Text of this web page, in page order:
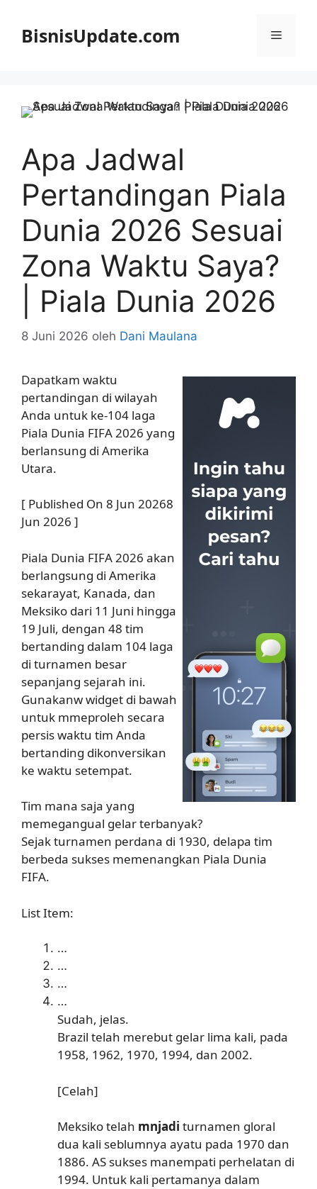
BisnisUpdate.com Menu
Apa Jadwal
Pertandingan Piala
Dunia 2026 Sesuai
Zona Waktu Saya?
| Piala Dunia 2026
8 Juni 2026 oleh Dani Maulana
Dapatkam waktu
pertandingan di wilayah
Anda untuk ke-104 laga
Piala Dunia FIFA 2026 yang
berlansung di Amerika
Utara.
[ Published On 8 Jun 20268
Jun 2026 ]
Piala Dunia FIFA 2026 akan
berlangsung di Amerika
sekarayat, Kanada, dan
Meksiko dari 11 Juni hingga
19 Juli, dengan 48 tim
bertanding dalam 104 laga
di turnamen besar
sepanjang sejarah ini.
Gunakanw widget di bawah
untuk mmeproleh secara
persis waktu tim Anda
bertanding dikonversikan
ke waktu setempat.
Tim mana saja yang
memegangual gelar terbanyak?
Sejak turnamen perdana di 1930, delapa tim
berbeda sukses memenangkan Piala Dunia
FIFA.
List Item:
…
…
…
…
Sudah, jelas.
Brazil telah merebut gelar lima kali, pada
1958, 1962, 1970, 1994, dan 2002.
[Celah]
Meksiko telah mnjadi turnamen gloral
dua kali seblumnya ayatu pada 1970 dan
1886. AS sukses manempati perhelatan di
1994. Untuk kali pertamanya dalam